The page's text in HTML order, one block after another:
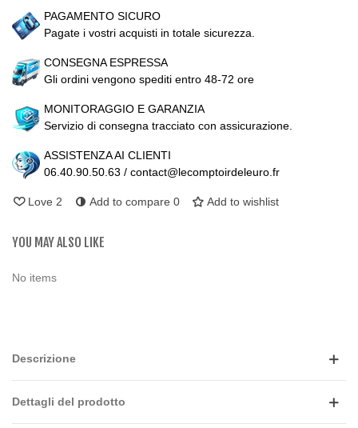
PAGAMENTO SICURO
Pagate i vostri acquisti in totale sicurezza.
CONSEGNA ESPRESSA
Gli ordini vengono spediti entro 48-72 ore
MONITORAGGIO E GARANZIA
Servizio di consegna tracciato con assicurazione.
ASSISTENZA AI CLIENTI
06.40.90.50.63 / contact@lecomptoirdeleuro.fr
Love 2 Add to compare 0 Add to wishlist
YOU MAY ALSO LIKE
No items
Descrizione
Dettagli del prodotto